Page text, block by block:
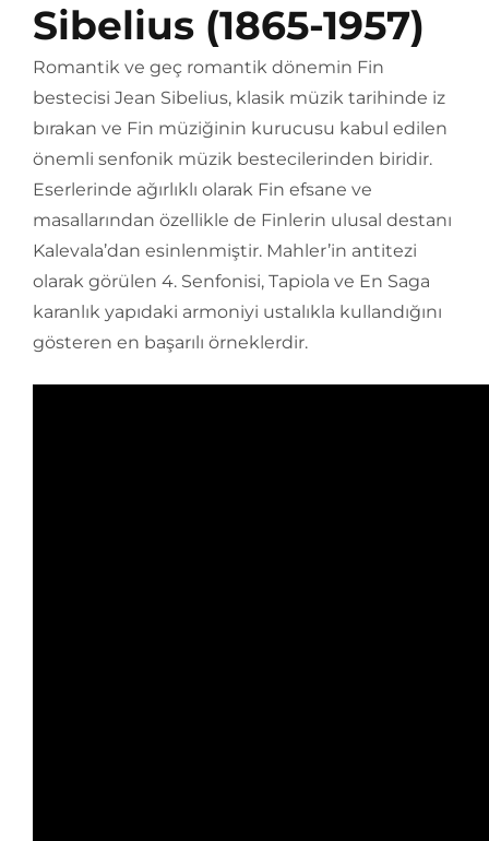
Sibelius (1865-1957)
Romantik ve geç romantik dönemin Fin
bestecisi Jean Sibelius, klasik müzik tarihinde iz
bırakan ve Fin müziğinin kurucusu kabul edilen
önemli senfonik müzik bestecilerinden biridir.
Eserlerinde ağırlıklı olarak Fin efsane ve
masallarından özellikle de Finlerin ulusal destanı
Kalevala’dan esinlenmiştir. Mahler’in antitezi
olarak görülen 4. Senfonisi, Tapiola ve En Saga
karanlık yapıdaki armoniyi ustalıkla kullandığını
gösteren en başarılı örneklerdir.